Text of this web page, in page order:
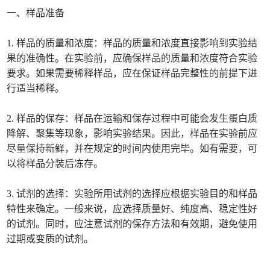
一、样品准备
1. 样品的质量和浓度：样品的质量和浓度直接影响到实验结
果的准确性。在实验前，应确保样品的质量和浓度符合实验
要求。如果需要稀释样品，应在保证样品完整性的前提下进
行适当稀释。
2. 样品的保存：样品在运输和保存过程中可能会发生蛋白质
降解、聚集等现象，影响实验结果。因此，样品在实验前应
尽量保持新鲜，并在规定的时间内使用完毕。如有需要，可
以将样品分装后冻存。
3. 试剂的选择：实验所用试剂的选择应根据实验目的和样品
特性来确定。一般来说，应选择质量好、纯度高、稳定性好
的试剂。同时，应注意试剂的保存方法和有效期，避免使用
过期或变质的试剂。